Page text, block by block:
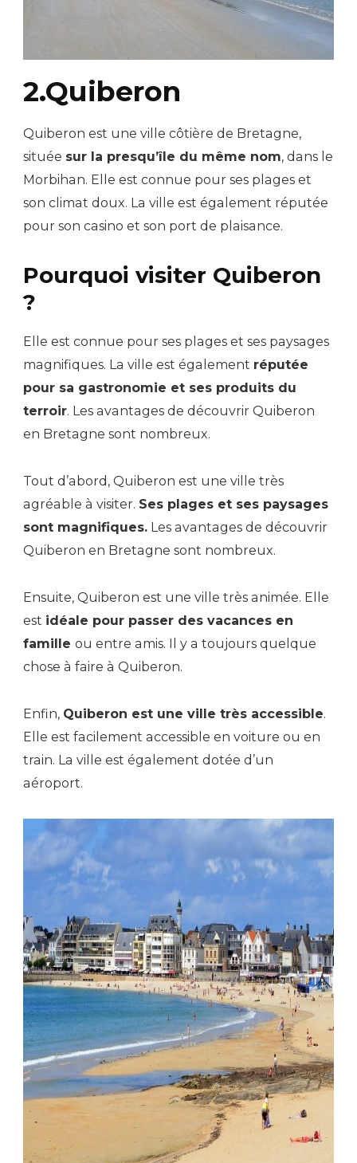
2.Quiberon
Quiberon est une ville côtière de Bretagne,
située sur la presqu’île du même nom, dans le
Morbihan. Elle est connue pour ses plages et
son climat doux. La ville est également réputée
pour son casino et son port de plaisance.
Pourquoi visiter Quiberon
?
Elle est connue pour ses plages et ses paysages
magnifiques. La ville est également réputée
pour sa gastronomie et ses produits du
terroir. Les avantages de découvrir Quiberon
en Bretagne sont nombreux.
Tout d’abord, Quiberon est une ville très
agréable à visiter. Ses plages et ses paysages
sont magnifiques. Les avantages de découvrir
Quiberon en Bretagne sont nombreux.
Ensuite, Quiberon est une ville très animée. Elle
est idéale pour passer des vacances en
famille ou entre amis. Il y a toujours quelque
chose à faire à Quiberon.
Enfin, Quiberon est une ville très accessible.
Elle est facilement accessible en voiture ou en
train. La ville est également dotée d’un
aéroport.